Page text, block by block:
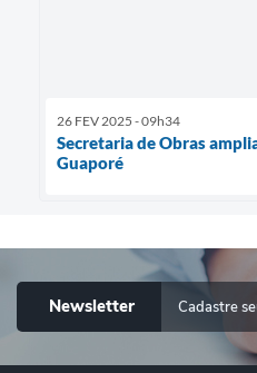
26 FEV 2025 - 09h34
Secretaria de Obras
Guaporé
Newsletter